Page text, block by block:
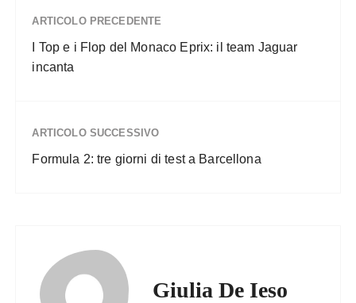
ARTICOLO PRECEDENTE
I Top e i Flop del Monaco Eprix: il team Jaguar
incanta
ARTICOLO SUCCESSIVO
Formula 2: tre giorni di test a Barcellona
Giulia De Ieso